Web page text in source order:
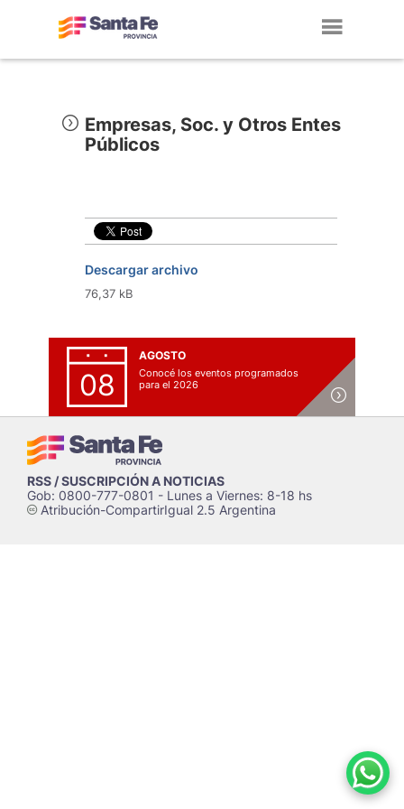
Empresas, Soc. y Otros Entes
Públicos
Descargar archivo
76,37 kB
08
AGOSTO
Conocé los eventos programados
para el 2026
RSS / SUSCRIPCIÓN A NOTICIAS
Gob: 0800-777-0801 - Lunes a Viernes: 8-18 hs
cAtribución-CompartirIgual 2.5 Argentina